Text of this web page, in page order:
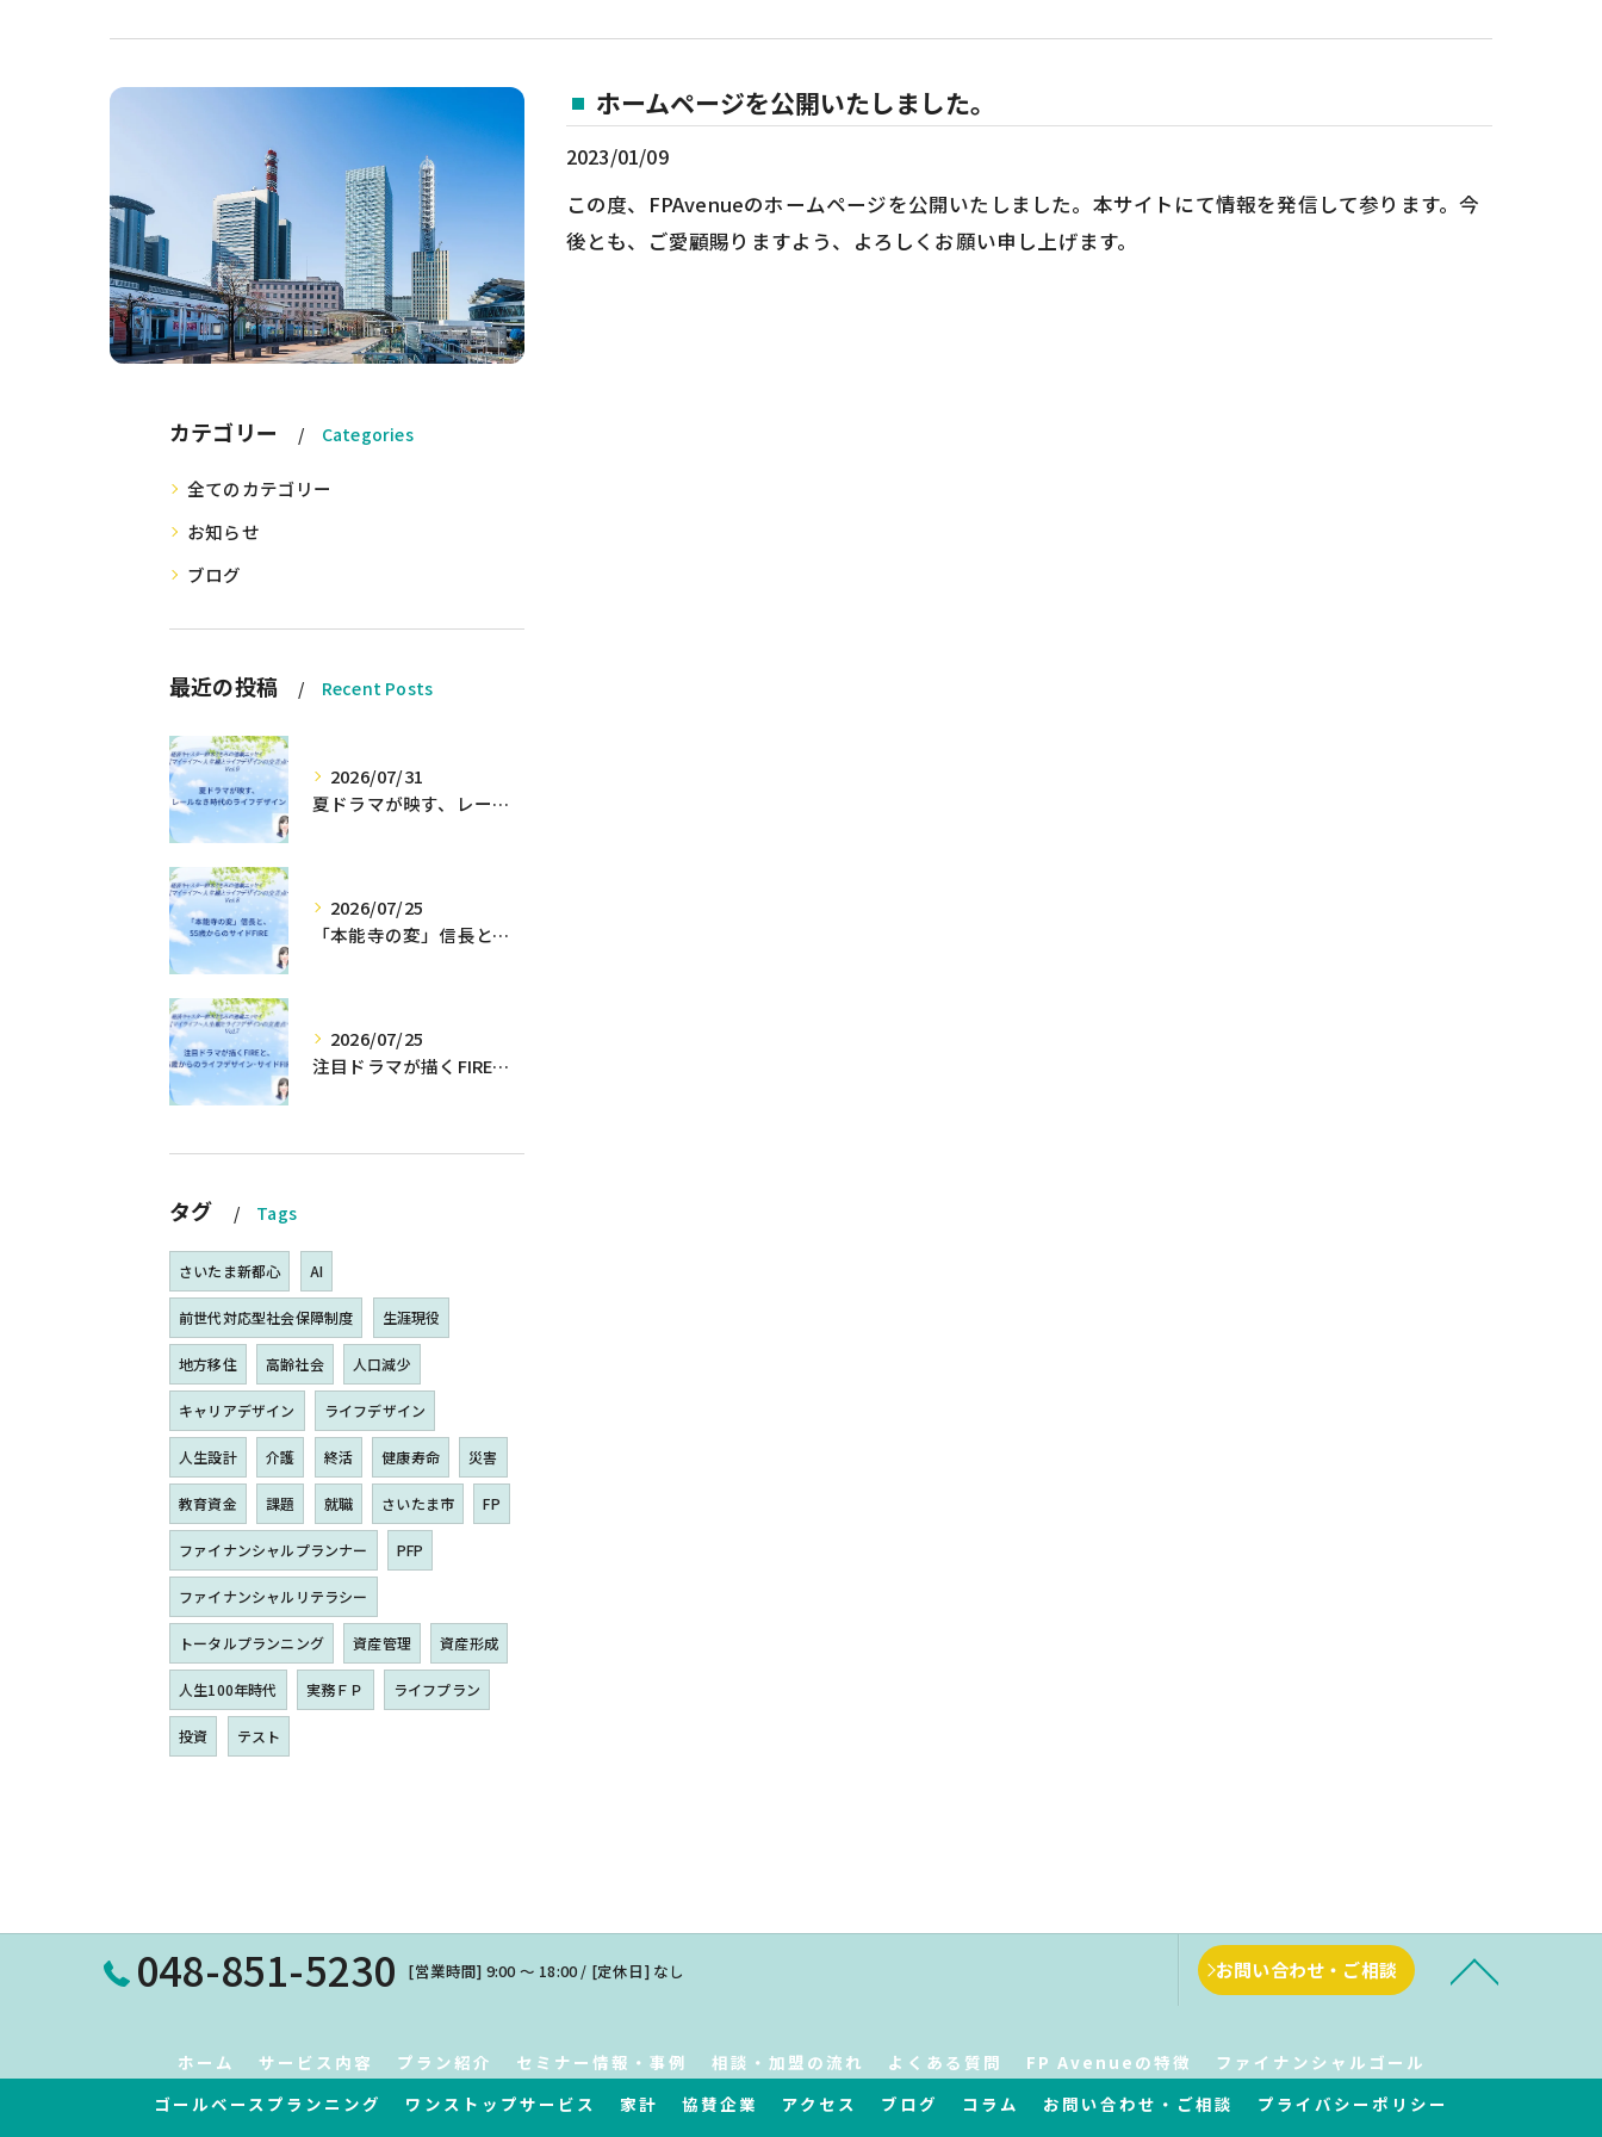
ホームページを公開いたしました。
2023/01/09
この度、FPAvenueのホームページを公開いたしました。本サイトにて情報を発信して参ります。今
後とも、ご愛顧賜りますよう、よろしくお願い申し上げます。
カテゴリー Categories
全てのカテゴリー
お知らせ
ブログ
最近の投稿 Recent Posts
2026/07/31
夏ドラマが映す、レールなき時代のライフデザイン
2026/07/25
「本能寺の変」信長と、55歳からのサイドFIRE
2026/07/25
注目ドラマが描くFIREと、55歳からのライフデザイン・サイドFIRE
タグ Tags
さいたま新都心 AI
前世代対応型社会保障制度 生涯現役
地方移住 高齢社会 人口減少
キャリアデザイン ライフデザイン
人生設計 介護 終活 健康寿命 災害
教育資金 課題 就職 さいたま市 FP
ファイナンシャルプランナー PFP
ファイナンシャルリテラシー
トータルプランニング 資産管理 資産形成
人生100年時代 実務ＦＰ ライフプラン
投資 テスト
048-851-5230 [営業時間] 9:00 〜 18:00 / [定休日] なし お問い合わせ・ご相談
ホーム サービス内容 プラン紹介 セミナー情報・事例 相談・加盟の流れ よくある質問 FP Avenueの特徴
ファイナンシャルゴール
ゴールベースプランニング
ワンストップサービス 家計 協賛企業 アクセス ブログ コラム お問い合わせ・ご相談
プライバシーポリシー